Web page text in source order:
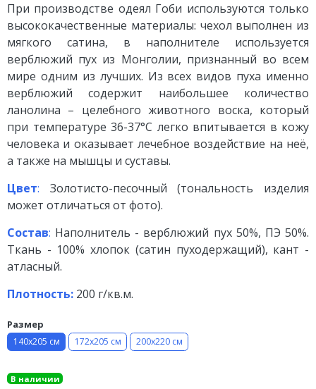
При производстве одеял Гоби используются только
высококачественные материалы: чехол выполнен из
мягкого сатина, в наполнителе используется
верблюжий пух из Монголии, признанный во всем
мире одним из лучших. Из всех видов пуха именно
верблюжий содержит наибольшее количество
ланолина – целебного животного воска, который
при температуре 36-37°С легко впитывается в кожу
человека и оказывает лечебное воздействие на неё,
а также на мышцы и суставы.
Цвет:
Золотисто-песочный (тональность изделия
может отличаться от фото).
Состав: Наполнитель - верблюжий пух 50%, ПЭ 50%.
Ткань - 100% хлопок (сатин пуходержащий), кант -
атласный.
Плотность: 200 г/кв.м.
Размер
140х205 см 172х205 см 200х220 см
В наличии